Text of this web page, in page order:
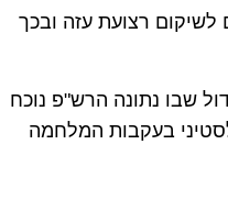
לשיקום רצועת עזה ובכך
שבו נתונה הרש"פ נוכח
בעקבות המלחמה